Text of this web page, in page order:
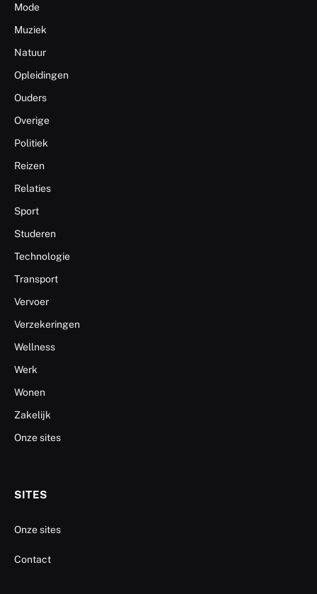
Mode
Muziek
Natuur
Opleidingen
Ouders
Overige
Politiek
Reizen
Relaties
Sport
Studeren
Technologie
Transport
Vervoer
Verzekeringen
Wellness
Werk
Wonen
Zakelijk
Onze sites
SITES
Onze sites
Contact